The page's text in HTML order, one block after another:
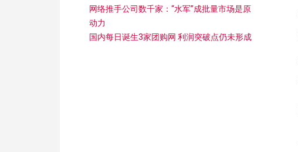
网络推手公司数千家：“水军”成批量市场是原
动力
国内每日诞生3家团购网 利润突破点仍未形成